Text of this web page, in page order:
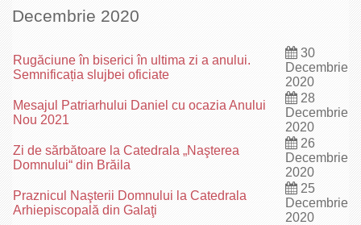
Decembrie 2020
Rugăciune în biserici în ultima zi a anului.
Semnificația slujbei oficiate
30
Decembrie
2020
Mesajul Patriarhului Daniel cu ocazia Anului
Nou 2021
28
Decembrie
2020
Zi de sărbătoare la Catedrala „Naşterea
Domnului“ din Brăila
26
Decembrie
2020
Praznicul Naşterii Domnului la Catedrala
Arhiepiscopală din Galaţi
25
Decembrie
2020